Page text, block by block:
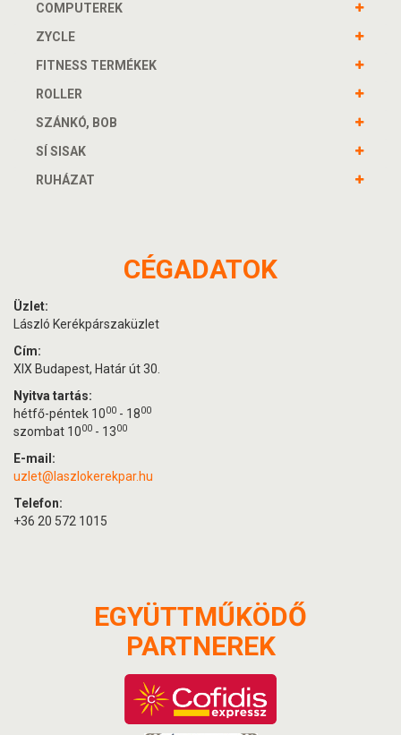
COMPUTEREK
ZYCLE
FITNESS TERMÉKEK
ROLLER
SZÁNKÓ, BOB
SÍ SISAK
RUHÁZAT
CÉGADATOK
Üzlet:
László Kerékpárszaküzlet
Cím:
XIX Budapest, Határ út 30.
Nyitva tartás:
hétfő-péntek 1000 - 1800
szombat 1000 - 1300
E-mail:
uzlet@laszlokerekpar.hu
Telefon:
+36 20 572 1015
EGYÜTTMŰKÖDŐ
PARTNEREK